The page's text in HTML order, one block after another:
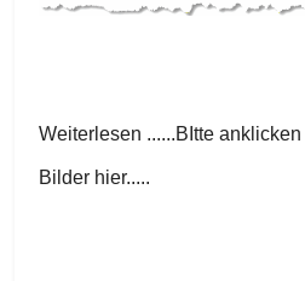
Weiterlesen ......BItte anklicken
Bilder hier.....